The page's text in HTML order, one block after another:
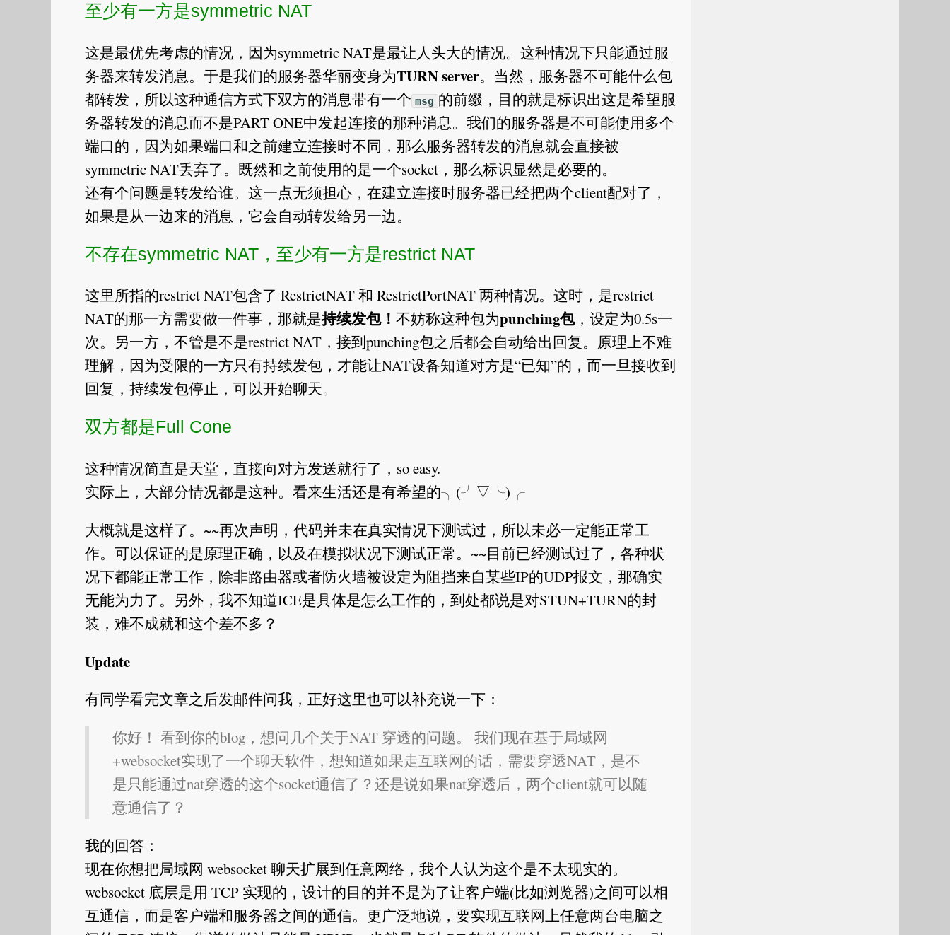
至少有一方是symmetric NAT
这是最优先考虑的情况，因为symmetric NAT是最让人头大的情况。这种情况下只能通过服
务器来转发消息。于是我们的服务器华丽变身为TURN server。当然，服务器不可能什么包
都转发，所以这种通信方式下双方的消息带有一个 msg 的前缀，目的就是标识出这是希望服
务器转发的消息而不是PART ONE中发起连接的那种消息。我们的服务器是不可能使用多个
端口的，因为如果端口和之前建立连接时不同，那么服务器转发的消息就会直接被
symmetric NAT丢弃了。既然和之前使用的是一个socket，那么标识显然是必要的。
还有个问题是转发给谁。这一点无须担心，在建立连接时服务器已经把两个client配对了，
如果是从一边来的消息，它会自动转发给另一边。
不存在symmetric NAT，至少有一方是restrict NAT
这里所指的restrict NAT包含了 RestrictNAT 和 RestrictPortNAT 两种情况。这时，是restrict
NAT的那一方需要做一件事，那就是持续发包！ 不妨称这种包为punching包，设定为0.5s一
次。另一方，不管是不是restrict NAT，接到punching包之后都会自动给出回复。原理上不难
理解，因为受限的一方只有持续发包，才能让NAT设备知道对方是“已知”的，而一旦接收到
回复，持续发包停止，可以开始聊天。
双方都是Full Cone
这种情况简直是天堂，直接向对方发送就行了，so easy.
实际上，大部分情况都是这种。看来生活还是有希望的╮(╯▽╰)╭
大概就是这样了。~~再次声明，代码并未在真实情况下测试过，所以未必一定能正常工
作。可以保证的是原理正确，以及在模拟状况下测试正常。~~目前已经测试过了，各种状
况下都能正常工作，除非路由器或者防火墙被设定为阻挡来自某些IP的UDP报文，那确实
无能为力了。另外，我不知道ICE是具体是怎么工作的，到处都说是对STUN+TURN的封
装，难不成就和这个差不多？
Update
有同学看完文章之后发邮件问我，正好这里也可以补充说一下：
你好！ 看到你的blog，想问几个关于NAT 穿透的问题。 我们现在基于局域网
+websocket实现了一个聊天软件，想知道如果走互联网的话，需要穿透NAT，是不
是只能通过nat穿透的这个socket通信了？还是说如果nat穿透后，两个client就可以随
意通信了？
我的回答：
现在你想把局域网 websocket 聊天扩展到任意网络，我个人认为这个是不太现实的。
websocket 底层是用 TCP 实现的，设计的目的并不是为了让客户端(比如浏览器)之间可以相
互通信，而是客户端和服务器之间的通信。更广泛地说，要实现互联网上任意两台电脑之